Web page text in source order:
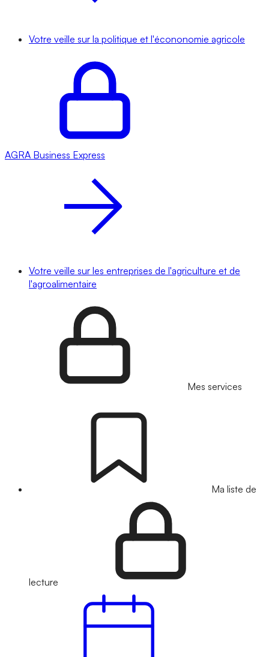
Votre veille sur la politique et l'écononomie agricole
AGRA Business Express
Votre veille sur les entreprises de l'agriculture et de
l'agroalimentaire
Mes services
Ma liste de
lecture